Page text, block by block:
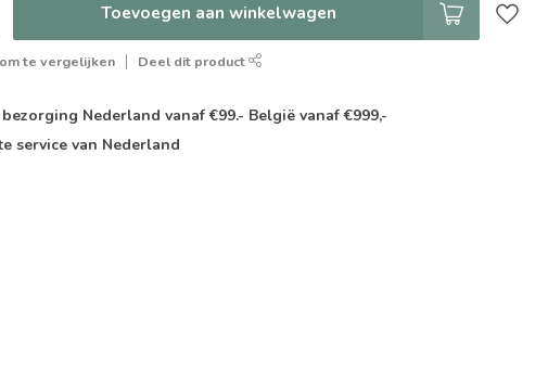
Toevoegen aan winkelwagen
te vergelijken Deel dit product
bezorging Nederland vanaf €99.- België vanaf €999,-
service van Nederland